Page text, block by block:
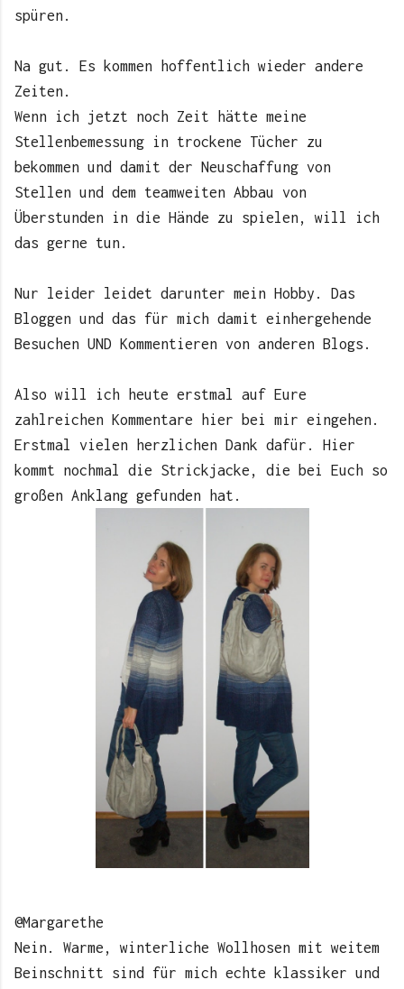
spüren.
Na gut. Es kommen hoffentlich wieder andere
Zeiten.
Wenn ich jetzt noch Zeit hätte meine
Stellenbemessung in trockene Tücher zu
bekommen und damit der Neuschaffung von
Stellen und dem teamweiten Abbau von
Überstunden in die Hände zu spielen, will ich
das gerne tun.
Nur leider leidet darunter mein Hobby. Das
Bloggen und das für mich damit einhergehende
Besuchen UND Kommentieren von anderen Blogs.
Also will ich heute erstmal auf Eure
zahlreichen Kommentare hier bei mir eingehen.
Erstmal vielen herzlichen Dank dafür. Hier
kommt nochmal die Strickjacke, die bei Euch so
großen Anklang gefunden hat.
@Margarethe
Nein. Warme, winterliche Wollhosen mit weitem
Beinschnitt sind für mich echte klassiker und